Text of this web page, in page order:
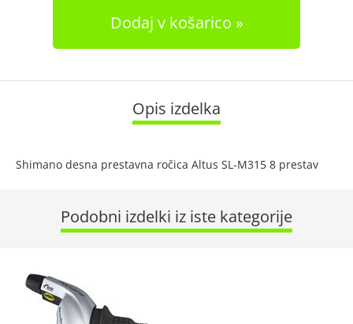
Dodaj v košarico
Opis izdelka
Shimano desna prestavna ročica Altus SL-M315 8 prestav
Podobni izdelki iz iste kategorije